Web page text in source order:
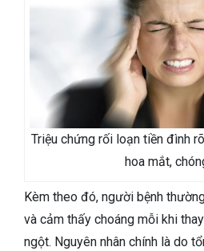
Triệu chứng rối loạn tiền đình
hoa mắt,
Kèm theo đó, người bệnh
và cảm thấy choáng mỗi khi
ngột. Nguyên nhân chính là do